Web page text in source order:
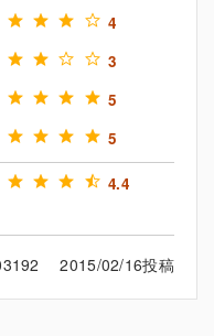
4
3
5
5
4.4
2015/02/16投稿